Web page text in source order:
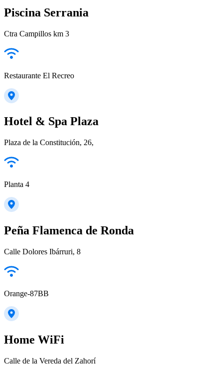
Piscina Serrania
Ctra Campillos km 3
Restaurante El Recreo
Hotel & Spa Plaza
Plaza de la Constitución, 26,
Planta 4
Peña Flamenca de Ronda
Calle Dolores Ibárruri, 8
Orange-87BB
Home WiFi
Calle de la Vereda del Zahorí